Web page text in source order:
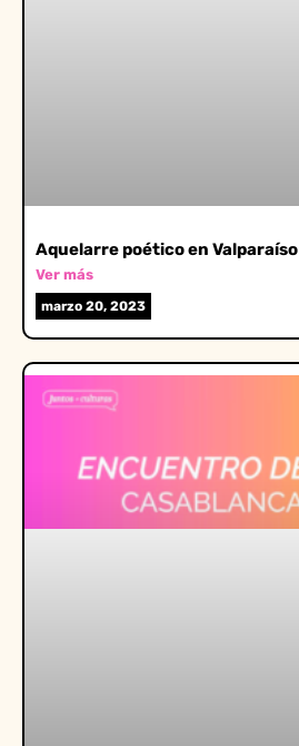
Aquelarre poético en Valparaíso
Ver más
marzo 20, 2023